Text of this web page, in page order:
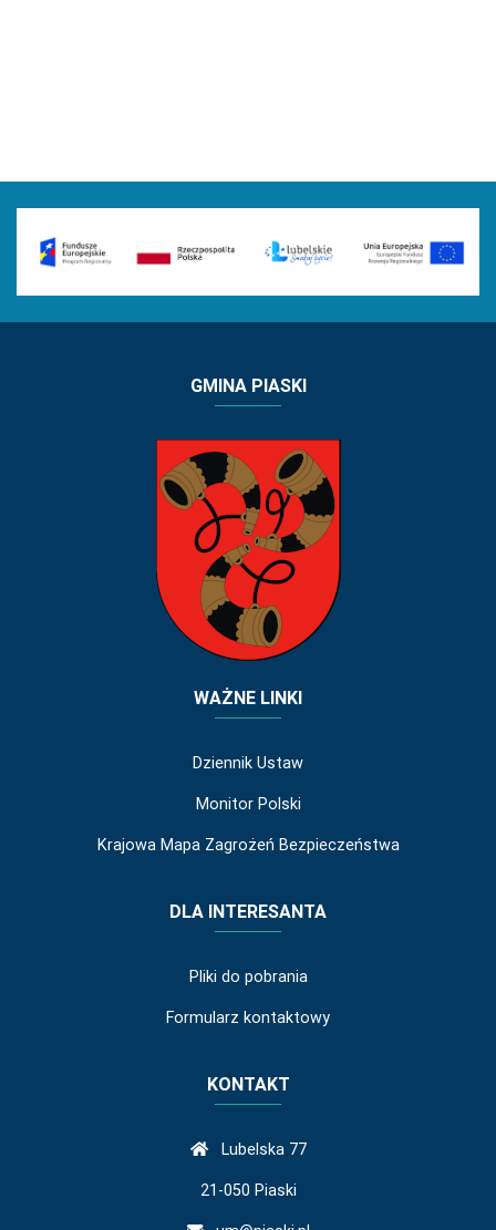
GMINA PIASKI
WAŻNE LINKI
Dziennik Ustaw
Monitor Polski
Krajowa Mapa Zagrożeń Bezpieczeństwa
DLA INTERESANTA
Pliki do pobrania
Formularz kontaktowy
KONTAKT
Lubelska 77
21-050 Piaski